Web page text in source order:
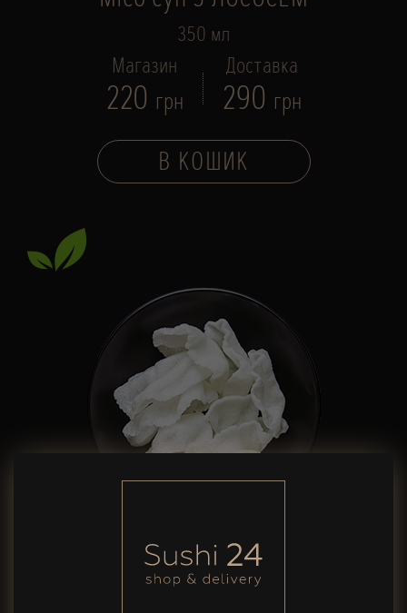
350 мл
Магазин
220 грн
Доставка
290 грн
В КОШИК